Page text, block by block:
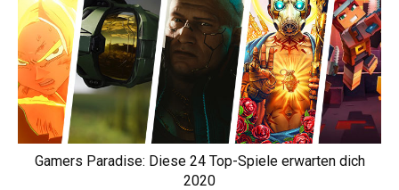
Gamers Paradise: Diese 24 Top-Spiele erwarten dich
2020